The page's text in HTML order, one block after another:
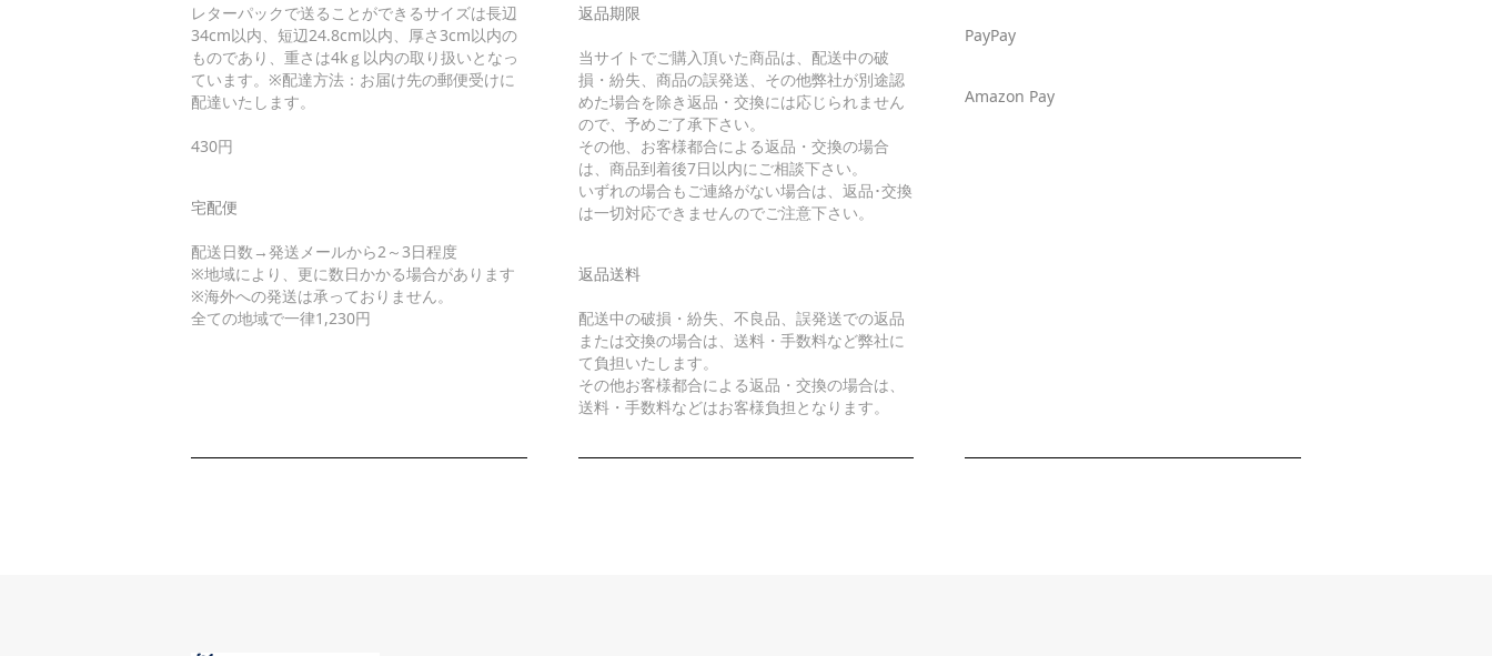
レターパックで送ることができるサイズは長辺
34cm以内、短辺24.8cm以内、厚さ3cm以内の
ものであり、重さは4kｇ以内の取り扱いとなっ
ています。※配達方法：お届け先の郵便受けに
配達いたします。
430円
宅配便
配送日数→発送メールから2～3日程度
※地域により、更に数日かかる場合があります
※海外への発送は承っておりません。
全ての地域で一律1,230円
返品期限
当サイトでご購入頂いた商品は、配送中の破
損・紛失、商品の誤発送、その他弊社が別途認
めた場合を除き返品・交換には応じられません
ので、予めご了承下さい。
その他、お客様都合による返品・交換の場合
は、商品到着後7日以内にご相談下さい。
いずれの場合もご連絡がない場合は、返品･交換
は一切対応できませんのでご注意下さい。
返品送料
配送中の破損・紛失、不良品、誤発送での返品
または交換の場合は、送料・手数料など弊社に
て負担いたします。
その他お客様都合による返品・交換の場合は、
送料・手数料などはお客様負担となります。
PayPay
Amazon Pay